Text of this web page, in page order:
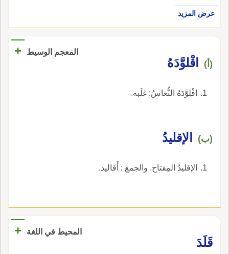
عرض المزيد
المعجم الوسيط +
(أ) اقْلوَّدَهُ
اقْلوَّدَهُ النُّعاسُ: غلَبه.
(ب) الإقليدُ
الإقليدُ المِفتاح. والجمع : أَقاليد.
المحيط في اللغة
+
قَلَدَ